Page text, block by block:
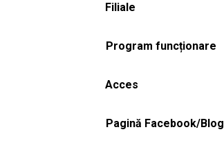
Filiale
Program funcționare
Acces
Pagină Facebook/Blog